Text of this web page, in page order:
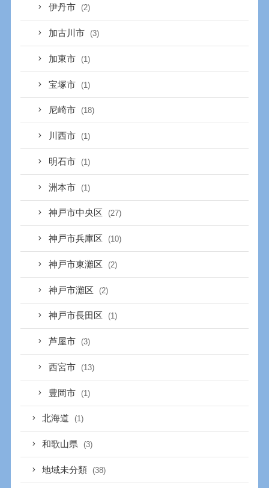
伊丹市 (2)
加古川市 (3)
加東市 (1)
宝塚市 (1)
尼崎市 (18)
川西市 (1)
明石市 (1)
洲本市 (1)
神戸市中央区 (27)
神戸市兵庫区 (10)
神戸市東灘区 (2)
神戸市灘区 (2)
神戸市長田区 (1)
芦屋市 (3)
西宮市 (13)
豊岡市 (1)
北海道 (1)
和歌山県 (3)
地域未分類 (38)